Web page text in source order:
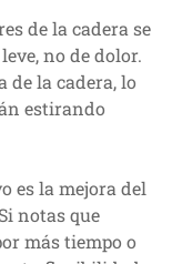
de la cadera se
no de dolor.
de la cadera, lo
estirando
es la mejora del
notas que
más tiempo o